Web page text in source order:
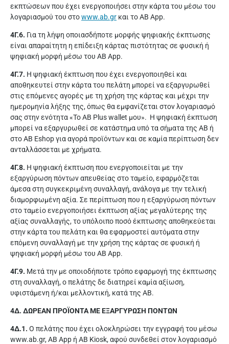
εκπτώσεων που έχει ενεργοποιήσει στην κάρτα του μέσω του
λογαριασμού του στοwww.ab.gr και το AB App.
4Γ.6. Για τη λήψη οποιασδήποτε μορφής ψηφιακής έκπτωσης
είναι απαραίτητη η επίδειξη κάρτας πιστότητας σε φυσική ή
ψηφιακή μορφή μέσω του AB App.
4Γ.7. Η ψηφιακή έκπτωση που έχει ενεργοποιηθεί και
αποθηκευτεί στην κάρτα του πελάτη μπορεί να εξαργυρωθεί
στις επόμενες αγορές με τη χρήση της κάρτας και μέχρι την
ημερομηνία λήξης της, όπως θα εμφανίζεται στον λογαριασμό
σας στην ενότητα «Το ΑΒ Plus wallet μου». Η ψηφιακή έκπτωση
μπορεί να εξαργυρωθεί σε κατάστημα υπό τα σήματα της ΑΒ ή
στο AB Eshop για αγορά προϊόντων και σε καμία περίπτωση δεν
ανταλλάσσεται με χρήματα.
4Γ.8. Η ψηφιακή έκπτωση που ενεργοποιείται με την
εξαργύρωση πόντων απευθείας στο ταμείο, εφαρμόζεται
άμεσα στη συγκεκριμένη συναλλαγή, ανάλογα με την τελική
διαμορφωμένη αξία. Σε περίπτωση που η εξαργύρωση πόντων
στο ταμείο ενεργοποιήσει έκπτωση αξίας μεγαλύτερης της
αξίας συναλλαγής, το υπόλοιπο ποσό έκπτωσης αποθηκεύεται
στην κάρτα του πελάτη και θα εφαρμοστεί αυτόματα στην
επόμενη συναλλαγή με την χρήση της κάρτας σε φυσική ή
ψηφιακή μορφή μέσω του AB App.
4Γ.9. Μετά την με οποιοδήποτε τρόπο εφαρμογή της έκπτωσης
στη συναλλαγή, ο πελάτης δε διατηρεί καμία αξίωση,
υφιστάμενη ή/και μελλοντική, κατά της ΑΒ.
4Δ. ΔΩΡΕΑΝ ΠΡΟΪΟΝΤΑ ΜΕ ΕΞΑΡΓΥΡΩΣΗ ΠΟΝΤΩΝ
4Δ.1. Ο πελάτης που έχει ολοκληρώσει την εγγραφή του μέσω
www.ab.gr, AB App ή AB Kiosk, αφού συνδεθεί στον λογαριασμό